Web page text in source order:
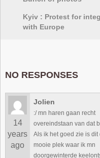
Kyiv : Protest for
with Europe
NO RESPONSES
14
years
ago
Jolien
:/ mn haren gaan recht
overeindstaan van dat
Als ik het goed zie is dit
mooie plek waar ik mn
doorgewinterde